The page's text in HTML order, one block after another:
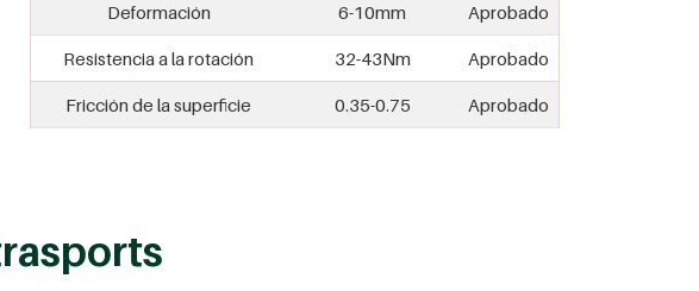
Deformación 6-10mm Aprobado
Resistencia a la rotación 32-43Nm Aprobado
Fricción de la superficie 0.35-0.75 Aprobado